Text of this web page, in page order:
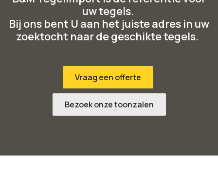
uw tegels. ​
Bij ons bent U aan het juiste adres in uw
zoektocht naar de geschikte tegels.
Vraag een offerte
Bezoek onze toonzalen